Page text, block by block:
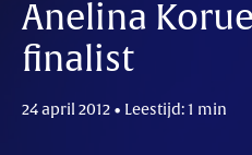
Anelina
finalist
24 april 2012 • Leestijd: 1 min